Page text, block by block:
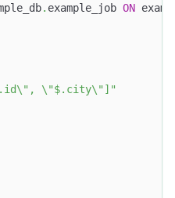
. example_job ON
\"$.city\"]"